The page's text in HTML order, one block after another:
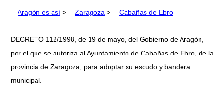
Aragón es así > Zaragoza > Cabañas de Ebro
DECRETO 112/1998, de 19 de mayo, del Gobierno de Aragón,
por el que se autoriza al Ayuntamiento de Cabañas de Ebro, de la
provincia de Zaragoza, para adoptar su escudo y bandera
municipal.